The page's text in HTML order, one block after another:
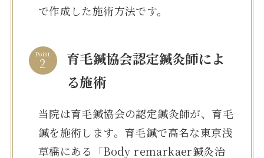
で作成した施術方法です。
Point
育毛鍼協会認定鍼灸師によ
る施術
当院は育毛鍼協会の認定鍼灸師が、育毛
鍼を施術します。育毛鍼で高名な東京浅
草橋にある「Body remarkaer鍼灸治